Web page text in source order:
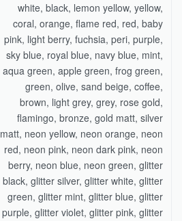
white, black, lemon yellow, yellow,
coral, orange, flame red, red, baby
pink, light berry, fuchsia, peri, purple,
sky blue, royal blue, navy blue, mint,
aqua green, apple green, frog green,
green, olive, sand beige, coffee,
brown, light grey, grey, rose gold,
flamingo, bronze, gold matt, silver
matt, neon yellow, neon orange, neon
red, neon pink, neon dark pink, neon
berry, neon blue, neon green, glitter
black, glitter silver, glitter white, glitter
green, glitter mint, glitter blue, glitter
purple, glitter violet, glitter pink, glitter